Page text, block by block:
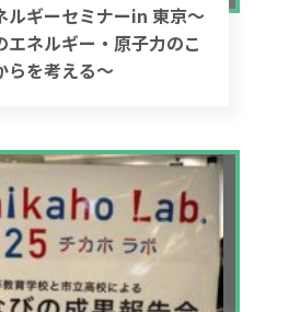
ギーセミナーin 東京～
エネルギー・原子力のこ
らを考える～